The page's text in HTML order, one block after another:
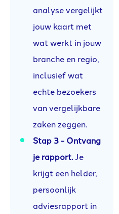
analyse vergelijkt
jouw kaart met
wat werkt in jouw
branche en regio,
inclusief wat
echte bezoekers
van vergelijkbare
zaken zeggen.
Stap 3 - Ontvang
je rapport. Je
krijgt een helder,
persoonlijk
adviesrapport in